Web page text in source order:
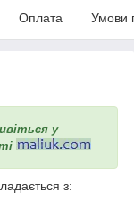
Оплата Умови
у
з: